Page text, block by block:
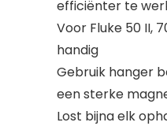
efficiënter te
Voor Fluke 50 II,
handig
Gebruik hanger
een sterke
Lost bijna elk